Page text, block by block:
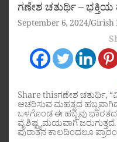
ಗಣೇಶ ಚತುರ್ಥಿ – ಭಕ್ತಿಯ
September 6, 2024
Share thisಗಣೇಶ ಚತುರ್ಥಿ,
ಆಚರಿಸುವ ಮಹತ್ವದ ಹಬ್ಬವಾಗಿದೆ.
ಒಳಗೊಂಡ ಈ ಹಬ್ಬವು
ವೈಶಿಷ್ಟ್ಯಮಯವಾಗಿ
ಪುರಾತನ ಕಾಲದಿಂದಲೂ